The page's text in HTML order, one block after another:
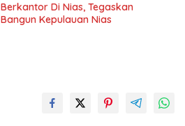
Di Nias, Tegaskan
Kepulauan Nias